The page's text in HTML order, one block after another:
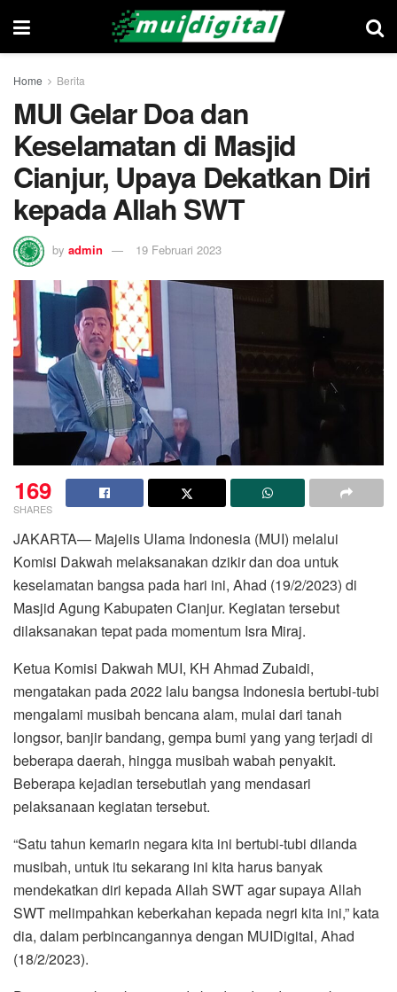
Home Berita
MUI Gelar Doa dan
Keselamatan di Masjid
Cianjur, Upaya Dekatkan Diri
kepada Allah SWT
by admin 19 Februari 2023
169
SHARES
JAKARTA— Majelis Ulama Indonesia (MUI) melalui
Komisi Dakwah melaksanakan dzikir dan doa untuk
keselamatan bangsa pada hari ini, Ahad (19/2/2023) di
Masjid Agung Kabupaten Cianjur. Kegiatan tersebut
dilaksanakan tepat pada momentum Isra Miraj.
Ketua Komisi Dakwah MUI, KH Ahmad Zubaidi,
mengatakan pada 2022 lalu bangsa Indonesia bertubi-tubi
mengalami musibah bencana alam, mulai dari tanah
longsor, banjir bandang, gempa bumi yang yang terjadi di
beberapa daerah, hingga musibah wabah penyakit.
Beberapa kejadian tersebutlah yang mendasari
pelaksanaan kegiatan tersebut.
“Satu tahun kemarin negara kita ini bertubi-tubi dilanda
musibah, untuk itu sekarang ini kita harus banyak
mendekatkan diri kepada Allah SWT agar supaya Allah
SWT melimpahkan keberkahan kepada negri kita ini,” kata
dia, dalam perbincangannya dengan MUIDigital, Ahad
(18/2/2023).